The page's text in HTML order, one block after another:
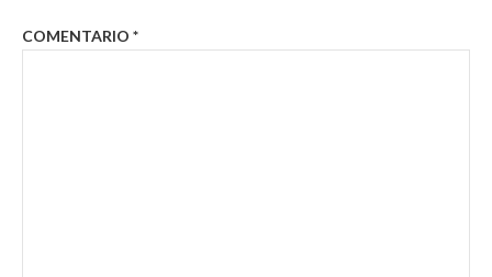
COMENTARIO *